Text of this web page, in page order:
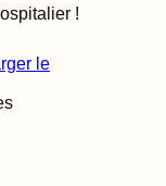
!
le